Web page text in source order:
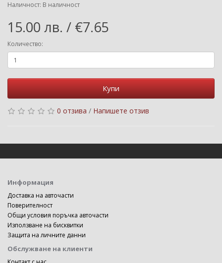
Наличност: В наличност
15.00 лв. / €7.65
Количество:
Купи
0 отзива / Напишете отзив
Информация
Доставка на авточасти
Поверителност
Общи условия поръчка авточасти
Използване на бисквитки
Защита на личните данни
Обслужване на клиенти